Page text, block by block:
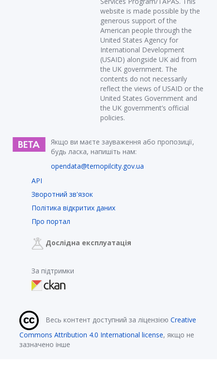
website is made possible by the
generous support of the
American people through the
United States Agency for
International Development
(USAID) alongside UK aid from
the UK government. The
contents do not necessarily
reflect the views of USAID or the
United States Government and
the UK government’s official
policies.
Якщо ви маєте зауваження або пропозиції,
будь ласка, напишіть нам:
opendata@ternopilcity.gov.ua
API
Зворотний зв'язок
Політика відкритих даних
Про портал
Дослідна експлуатація
За підтримки
Весь контент доступний за ліцензією Creative
Commons Attribution 4.0 International license, якщо не
зазначено інше